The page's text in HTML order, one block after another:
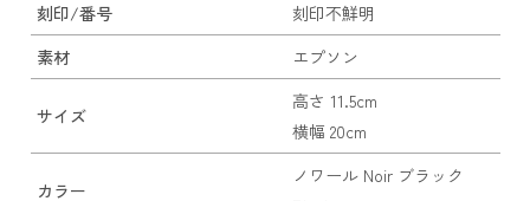
刻印/番号
刻印不鮮明
素材
エプソン
サイズ
高さ 11.5cm
横幅 20cm
カラー
ノワール Noir ブラック